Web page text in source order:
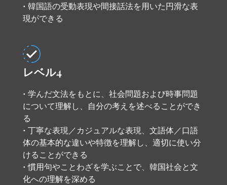
• 韓国語の受動表現や間接話法を用いた円滑な表
現ができる
レベル4
• 学んだ文法をもとに、社会問題および時事問題
について理解し、自分の考えを述べることができ
る
• 丁寧な表現／カジュアルな表現、文語体／口語
体の基本的な違いや特徴を理解し、適切に使い分
けることができる
• 慣用句やことわざを学ぶことで、韓国社会と文
化への理解を深める